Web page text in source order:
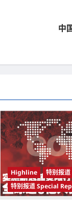
中
Highline
特别报
特别报道 Special